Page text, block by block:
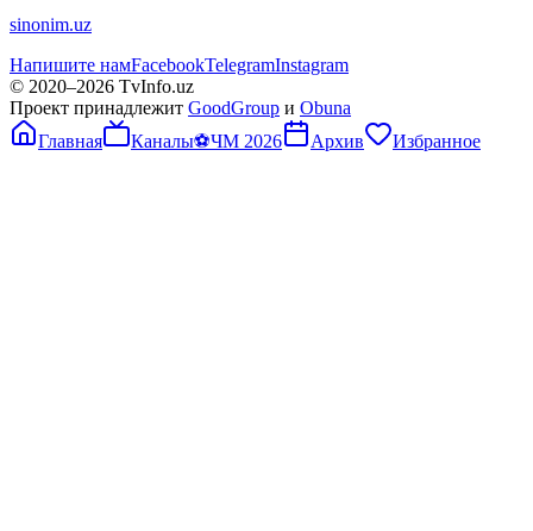
sinonim.uz
Напишите намFacebookTelegramInstagram
© 2020–2026 TvInfo.uz
Проект принадлежит GoodGroup и Obuna
Главная
Каналы⚽ЧМ 2026 Архив Избранное